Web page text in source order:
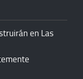
en Las